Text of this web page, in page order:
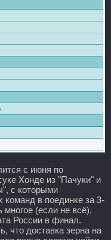
с июня по
Хонде из "Пачуки" и
с которыми
команд в поединке за 3-
многое (если не всё),
России в финал.
что доставка зерна на